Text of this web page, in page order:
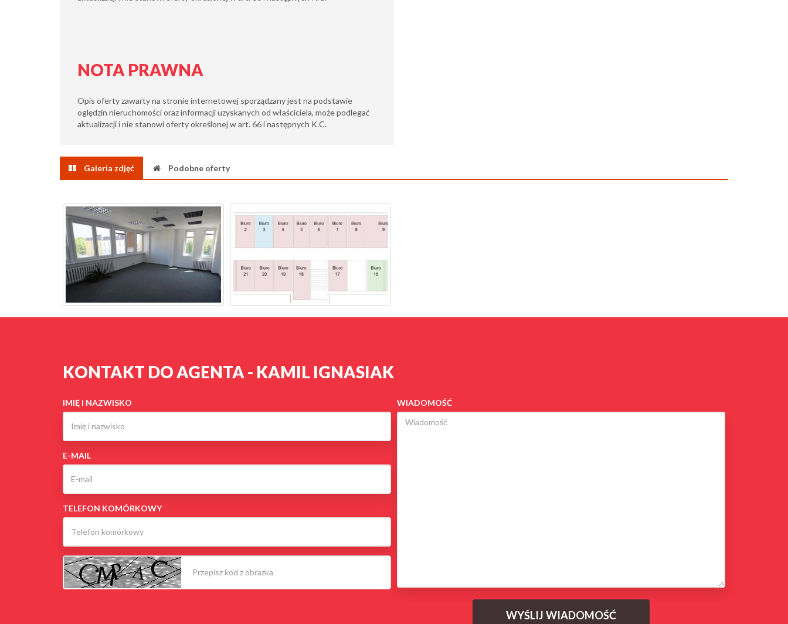
NOTA PRAWNA
Opis oferty zawarty na stronie internetowej sporządzany jest na podstawie
oględzin nieruchomości oraz informacji uzyskanych od właściciela, może podlegać
aktualizacji i nie stanowi oferty określonej w art. 66 i następnych K.C.
Galeria zdjęć Podobne oferty
KONTAKT DO AGENTA - KAMIL IGNASIAK
IMIĘ I NAZWISKO
E-MAIL
TELEFON KOMÓRKOWY
WIADOMOŚĆ